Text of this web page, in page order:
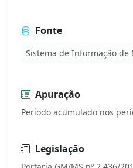
Fonte
Sistema de Informação de
Apuração
Período acumulado nos
Legislação